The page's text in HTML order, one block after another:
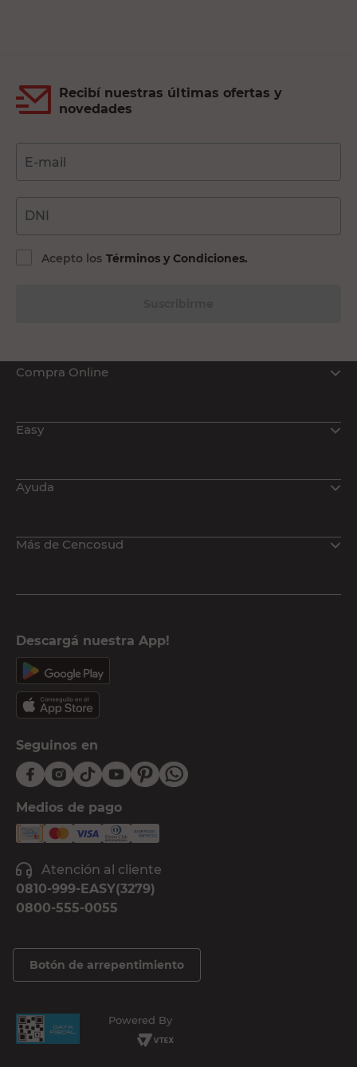
Recibí nuestras últimas ofertas y
novedades
E-mail
DNI
Acepto los Términos y Condiciones.
Compra Online
Easy
Ayuda
Más de Cencosud
Descargá nuestra App!
Seguinos en
Medios de pago
Atención al cliente
0810-999-EASY(3279)
0800-555-0055
Botón de arrepentimiento
Powered By